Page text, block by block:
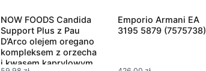
NOW FOODS Candida
Support Plus z Pau
D’Arco olejem oregano
kompleksem z orzecha
i kwasem kaprylowym
Emporio Armani EA
3195 5879 (7575738)